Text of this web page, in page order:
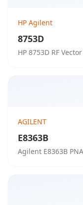
HP Agilent
8753D
HP 8753D RF
AGILENT
E8363B
Agilent E8363B